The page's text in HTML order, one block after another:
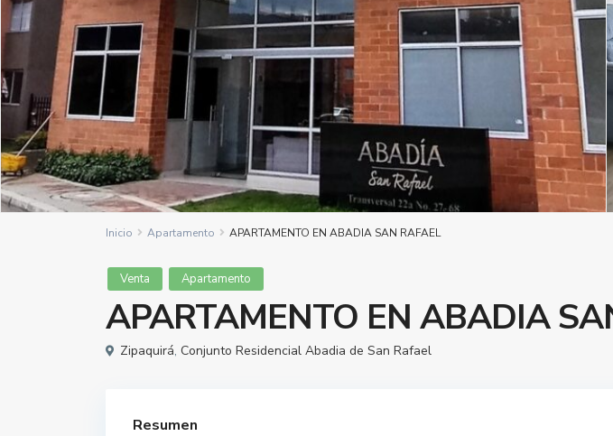
Inicio Apartamento APARTAMENTO EN ABADIA SAN RAFAEL
Venta Apartamento
APARTAMENTO EN ABADIA
Zipaquirá, Conjunto Residencial Abadia de San Rafael
Resumen